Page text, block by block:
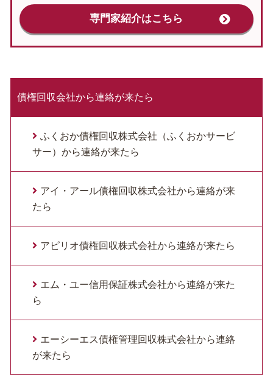
専門家紹介はこちら
債権回収会社から連絡が来たら
ふくおか債権回収株式会社（ふくおかサービ
サー）から連絡が来たら
アイ・アール債権回収株式会社から連絡が来
たら
アピリオ債権回収株式会社から連絡が来たら
エム・ユー信用保証株式会社から連絡が来た
ら
エーシーエス債権管理回収株式会社から連絡
が来たら